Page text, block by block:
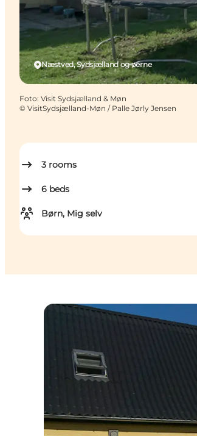
3 rooms
6 beds
Børn, Mig selv
Næstved, Sydsjælland og øerne
Foto: Visit Sydsjælland & Møn
© VisitSydsjælland-Møn / Palle Jørly Jensen